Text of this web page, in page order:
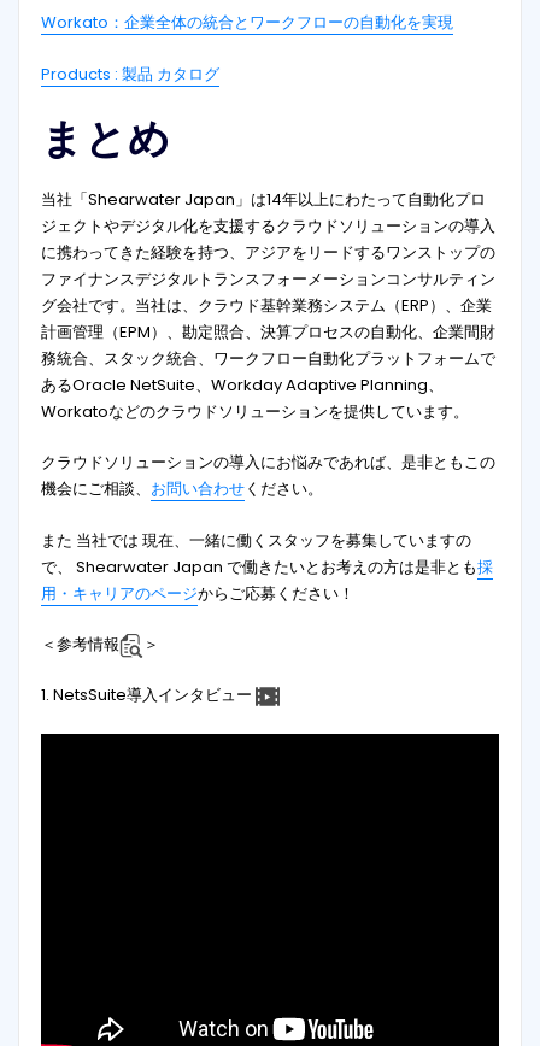
Workato：企業全体の統合とワークフローの自動化を実現
Products : 製品 カタログ
まとめ
当社「Shearwater Japan」は14年以上にわたって自動化プロ
ジェクトやデジタル化を支援するクラウドソリューションの導入
に携わってきた経験を持つ、アジアをリードするワンストップの
ファイナンスデジタルトランスフォーメーションコンサルティン
グ会社です。当社は、クラウド基幹業務システム（ERP）、企業
計画管理（EPM）、勘定照合、決算プロセスの自動化、企業間財
務統合、スタック統合、ワークフロー自動化プラットフォームで
あるOracle NetSuite、Workday Adaptive Planning、
Workatoなどのクラウドソリューションを提供しています。
クラウドソリューションの導入にお悩みであれば、是非ともこの
機会にご相談、 お問い合わせください。
また 当社では 現在、一緒に働くスタッフを募集していますの
で、 Shearwater Japan で働きたいとお考えの方は是非とも採
用・キャリアのページからご応募ください！
＜参考情報 ＞
1. NetsSuite導入インタビュー